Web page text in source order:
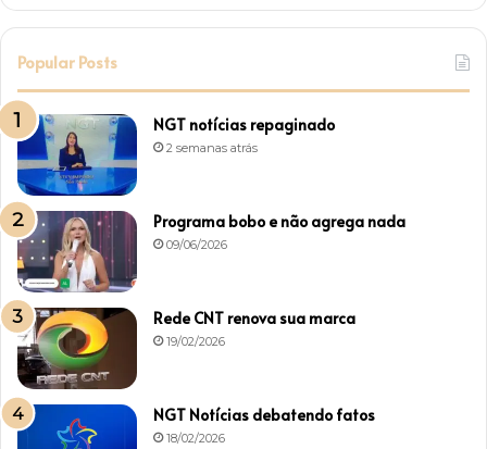
Popular Posts
NGT notícias repaginado
2 semanas atrás
Programa bobo e não agrega nada
09/06/2026
Rede CNT renova sua marca
19/02/2026
NGT Notícias debatendo fatos
18/02/2026